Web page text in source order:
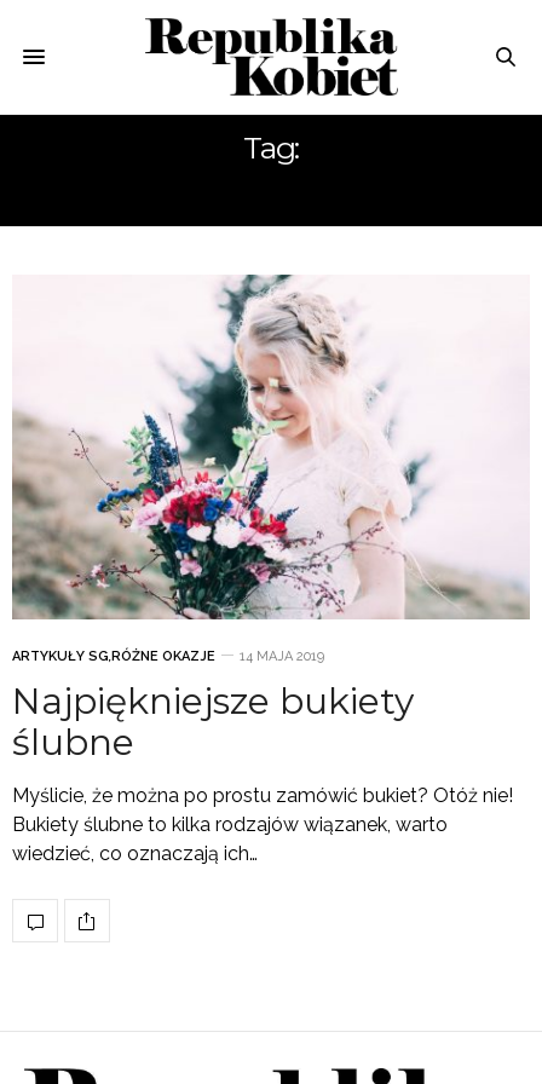
Tag:
ARTYKUŁY SG,RÓŻNE OKAZJE 14 MAJA 2019
Najpiękniejsze bukiety
ślubne
Myślicie, że można po prostu zamówić bukiet? Otóż nie!
Bukiety ślubne to kilka rodzajów wiązanek, warto
wiedzieć, co oznaczają ich…